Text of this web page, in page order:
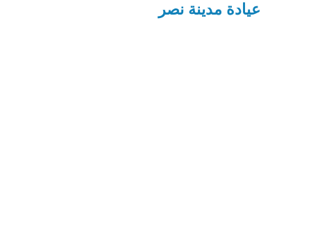
عيادة مدينة نصر